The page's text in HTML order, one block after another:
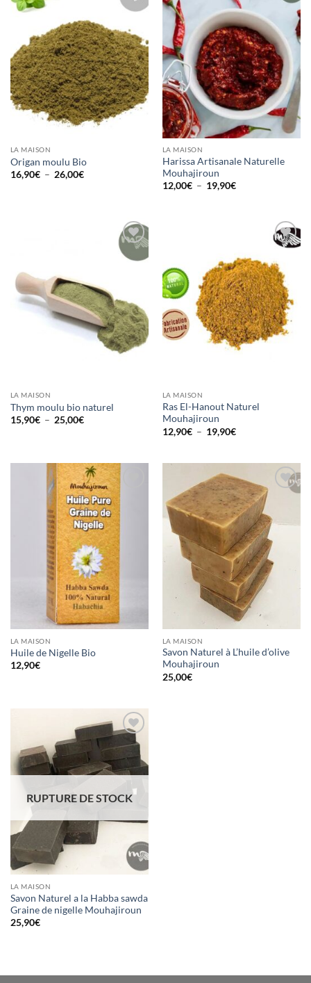
Ajouter
LA MAISON
Origan moulu Bio
16,90€ – 26,00€Plage
d’envies
LA MAISON
Harissa Artisanale Naturelle
Mouhajiroun
12,00€ – 19,90€Plage
Ajouter
à la liste
LA MAISON
Thym moulu bio naturel
15,90€ – 25,00€Plage
25,00€
à la liste
d’envies
LA MAISON
Ras El-Hanout Naturel
Mouhajiroun
12,90€ – 19,90€Plage
à
19,90€
à la liste
LA MAISON
Huile de Nigelle Bio
12,90€
Ajouter
d’envies
LA MAISON
Savon Naturel à L’huile d’olive
Mouhajiroun
25,00€
Ajouter
à la liste
d’envies
RUPTURE DE STOCK
LA MAISON
Savon Naturel a la Habba sawda
Graine de nigelle Mouhajiroun
25,90€